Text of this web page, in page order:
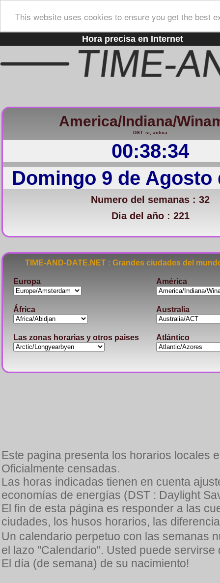
This website uses cookies to ensure you get the best
Hora precisa en Internet
America/Indiana/
DST: si, activa
00:38:35
Domingo 9 de Agosto
Numero del semanas : 32
Dia del año : 221
TIME-AND-DATE.NET : Grandes ciudades del
Europa América
África Australia
Las zonas horarias y otros paises Atlántico
Este pagina presenta los horarios locales
Oficialmente censadas.
Las horas indicadas tienen en cuenta
economías de energías (DST : Daylight
El fin de esta página es responder a las
ciudades, los husos horarios, las
Un calendario perpetuo con las semanas
el lazo "Calendario". Usted puede
El día (de semana) de su nacimiento!